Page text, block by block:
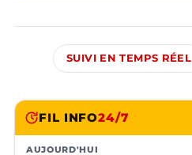
SUIVI EN TEMPS RÉEL
FIL INFO24/7
AUJOURD'HUI